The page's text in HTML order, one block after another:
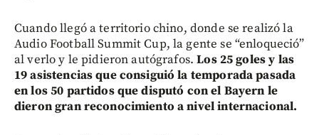
Cuando llegó a territorio chino, donde se realizó la
Audio Football Summit Cup, la gente se “enloqueció”
al verlo y le pidieron autógrafos.Los 25 goles y las
19 asistencias que consiguió la temporada pasada
en los 50 partidos que disputó con el Bayern le
dieron gran reconocimiento a nivel internacional.